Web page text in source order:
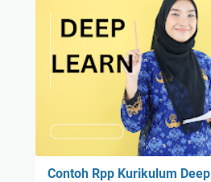
Contoh Rpp Kurikulum